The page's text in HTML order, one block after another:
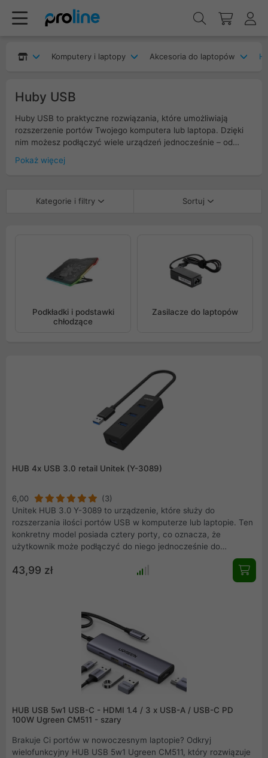
Komputery i laptopy Akcesoria do laptopów
Huby USB
Huby USB to praktyczne rozwiązania, które umożliwiają
rozszerzenie portów Twojego komputera lub laptopa. Dzięki
nim możesz podłączyć wiele urządzeń jednocześnie – od
W ofercie posiadamy huby USB 2.0 oraz USB 3.0,
wymagających sprzętów, zapewniając dodatkową moc.
Pokaż więcej
Kategorie i filtry Sortuj
Podkładki i podstawki
chłodzące
Zasilacze do laptopów
HUB 4x USB 3.0 retail Unitek (Y-3089)
6,00
(3)
Unitek HUB 3.0 Y-3089 to urządzenie, które służy do
rozszerzania ilości portów USB w komputerze lub laptopie. Ten
konkretny model posiada cztery porty, co oznacza, że
użytkownik może podłączyć do niego jednocześnie do
czterech urządzeń. Dzięki temu, podłączenie urządzeń takich
jak mysz, klawiatura, pendrive, czy też kamery jest niezwykle
43,99 zł
HUB USB 5w1 USB-C - HDMI 1.4 / 3 x USB-A / USB-C PD
100W Ugreen CM511 - szary
Brakuje Ci portów w nowoczesnym laptopie? Odkryj
wielofunkcyjny HUB USB 5w1 Ugreen CM511, który rozwiązuje